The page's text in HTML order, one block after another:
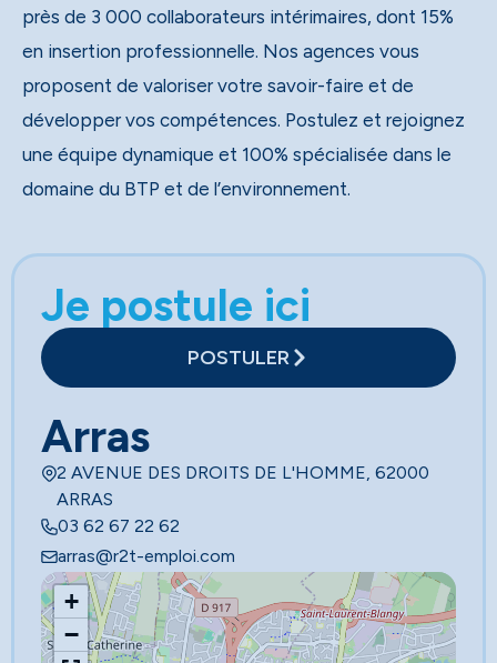
près de 3 000 collaborateurs intérimaires, dont 15%
en insertion professionnelle. Nos agences vous
proposent de valoriser votre savoir-faire et de
développer vos compétences. Postulez et rejoignez
une équipe dynamique et 100% spécialisée dans le
domaine du BTP et de l’environnement.
Je postule ici
POSTULER
Arras
2 AVENUE DES DROITS DE L'HOMME, 62000
ARRAS
03 62 67 22 62
arras@r2t-emploi.com
+
−